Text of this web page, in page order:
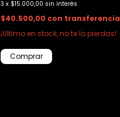
3 x $15.000,00 sin interés
$40.500,00 con transferencia
¡Ultimo en stock, no te lo pierdas!